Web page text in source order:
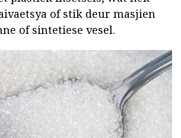
of stik deur masjien
of sintetiese vesel.